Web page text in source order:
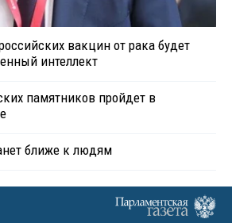
вакцин от рака будет
интеллект
памятников пройдет в
ближе к людям